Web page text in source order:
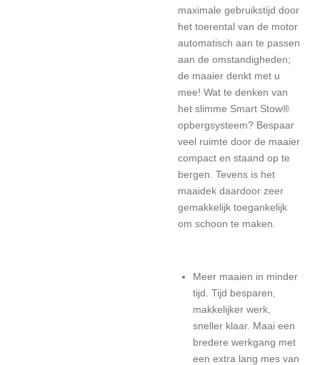
maximale gebruikstijd door
het toerental van de motor
automatisch aan te passen
aan de omstandigheden;
de maaier denkt met u
mee! Wat te denken van
het slimme Smart Stow®
opbergsysteem? Bespaar
veel ruimte door de maaier
compact en staand op te
bergen. Tevens is het
maaidek daardoor zeer
gemakkelijk toegankelijk
om schoon te maken.
Meer maaien in minder
tijd. Tijd besparen,
makkelijker werk,
sneller klaar. Maai een
bredere werkgang met
een extra lang mes van